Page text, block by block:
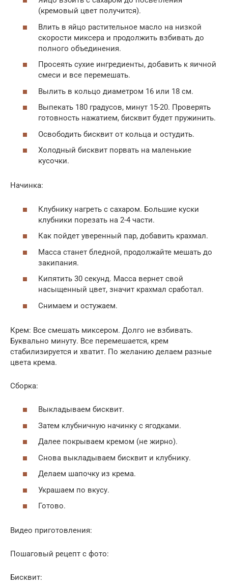
(кремовый цвет получится).
Влить в яйцо растительное масло на низкой
скорости миксера и продолжить взбивать до
полного объединения.
Просеять сухие ингредиенты, добавить к яичной
смеси и все перемешать.
Вылить в кольцо диаметром 16 или 18 см.
Выпекать 180 градусов, минут 15-20. Проверять
готовность нажатием, бисквит будет пружинить.
Освободить бисквит от кольца и остудить.
Холодный бисквит порвать на маленькие
кусочки.
Начинка:
Клубнику нагреть с сахаром. Большие куски
клубники порезать на 2-4 части.
Как пойдет уверенный пар, добавить крахмал.
Масса станет бледной, продолжайте мешать до
закипания.
Кипятить 30 секунд. Масса вернет свой
насыщенный цвет, значит крахмал сработал.
Снимаем и остужаем.
Крем: Все смешать миксером. Долго не взбивать.
Буквально минуту. Все перемешается, крем
стабилизируется и хватит. По желанию делаем разные
цвета крема.
Сборка:
Выкладываем бисквит.
Затем клубничную начинку с ягодками.
Далее покрываем кремом (не жирно).
Снова выкладываем бисквит и клубнику.
Делаем шапочку из крема.
Украшаем по вкусу.
Готово.
Видео приготовления:
Пошаговый рецепт с фото:
Бисквит: